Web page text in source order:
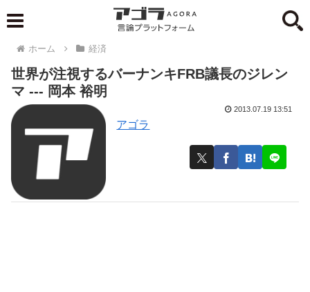
ホーム 経済
世界が注視するバーナンキFRB議長のジレン
マ --- 岡本 裕明
アゴラ
2013.07.19 13:51